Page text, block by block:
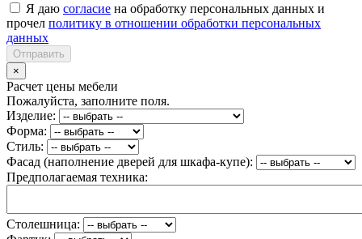
Я даю согласие на обработку персональных данных и
прочел политику в отношении обработки персональных
данных
Отправить
×
Расчет цены мебели
Пожалуйста, заполните поля.
Изделие:
Форма:
Стиль:
Фасад (наполнение дверей для шкафа-купе):
Предполагаемая техника:
Столешница: